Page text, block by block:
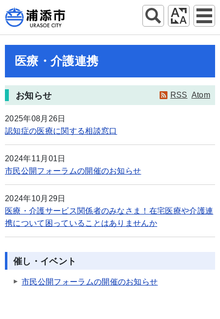
医療・介護連携
お知らせ RSS Atom
2025年08月26日
認知症の医療に関する相談窓口
2024年11月01日
市民公開フォーラムの開催のお知らせ
2024年10月29日
医療・介護サービス関係者のみなさま！在宅医療や介護連
携について困っていることはありませんか
催し・イベント
市民公開フォーラムの開催のお知らせ